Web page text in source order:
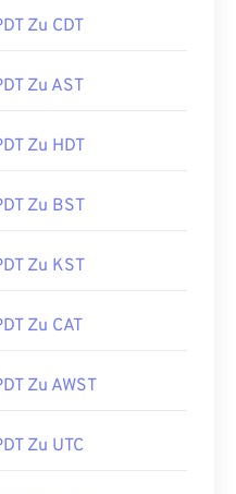
Zu CDT
Zu AST
Zu HDT
Zu BST
Zu KST
Zu CAT
Zu AWST
Zu UTC